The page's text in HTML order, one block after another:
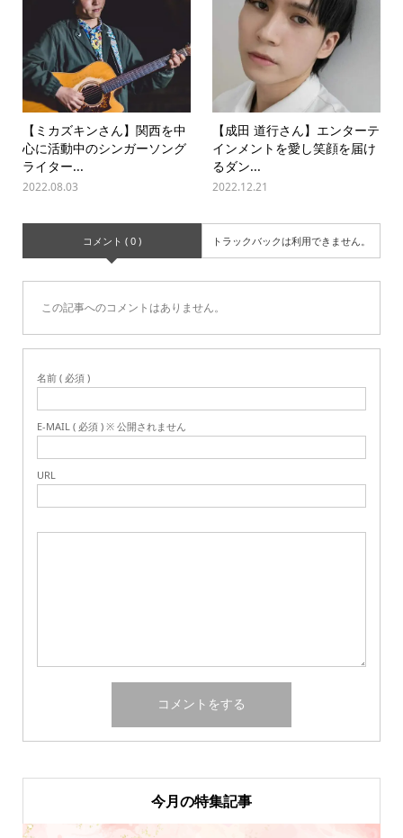
【ミカズキンさん】関西を中
心に活動中のシンガーソング
ライター...
2022.08.03
【成田 道行さん】エンターテ
インメントを愛し笑顔を届け
るダン...
2022.12.21
コメント ( 0 ) トラックバックは利用できません。
この記事へのコメントはありません。
名前 ( 必須 )
E-MAIL ( 必須 ) ※ 公開されません
URL
今月の特集記事